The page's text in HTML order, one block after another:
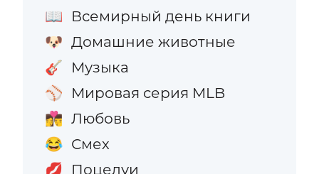
📖 Всемирный день книги
🐶 Домашние животные
🎸 Музыка
⚾ Мировая серия MLB
👩‍❤️‍💋‍👨 Любовь
😂 Смех
💋 Поцелуи